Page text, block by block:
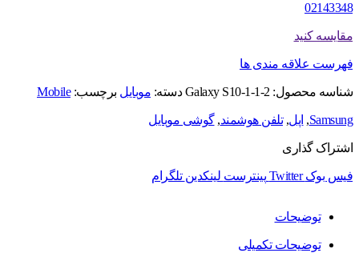
02143348
مقایسه کنید
فهرست علاقه مندی ها
شناسه محصول: Galaxy S10-1-1-2 دسته: موبایل برچسب:Mobile
Samsung
, اپل, تلفن هوشمند, گوشی موبایل
اشتراک گذاری
فیس بوک Twitter پینترست لینکدین تلگرام
توضیحات
توضیحات تکمیلی